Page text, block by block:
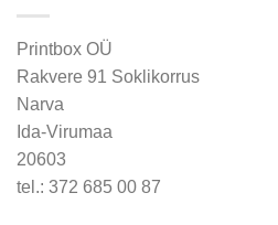
Printbox OÜ
Rakvere 91 Soklikorrus
Narva
Ida-Virumaa
20603
tel.: 372 685 00 87